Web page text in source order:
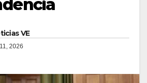
VE
2026